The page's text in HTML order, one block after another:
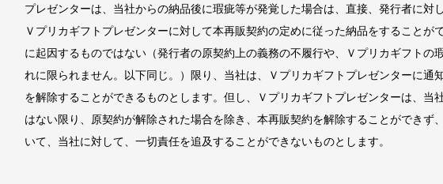
プレゼンターは、当社からの納品後に瑕疵等が発覚した場合は、直接、発行者に対
Ｖプリカギフトプレゼンターに対して本再販契約の定めに従った納品をすることが
に起因するものではない（発行者の原契約上の義務の不履行や、Ｖプリカギフトの
れに限られません。以下同じ。）限り、当社は、Ｖプリカギフトプレゼンターに通
を解除することができるものとします。但し、Ｖプリカギフトプレゼンターは、当
はない限り、原契約が解除された場合を除き、本再販契約を解除することができず
いて、当社に対して、一切責任を追及することができないものとします。